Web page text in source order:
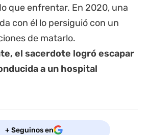
que enfrentar. En 2020, una
con él lo persiguió con un
de matarlo.
el sacerdote logró escapar
a un hospital
+ Seguinos en